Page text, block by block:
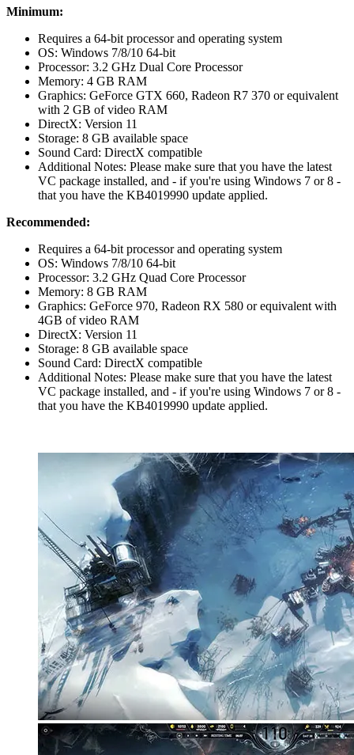
Minimum:
Requires a 64-bit processor and operating system
OS: Windows 7/8/10 64-bit
Processor: 3.2 GHz Dual Core Processor
Memory: 4 GB RAM
Graphics: GeForce GTX 660, Radeon R7 370 or equivalent
with 2 GB of video RAM
DirectX: Version 11
Storage: 8 GB available space
Sound Card: DirectX compatible
Additional Notes: Please make sure that you have the latest
VC package installed, and - if you're using Windows 7 or 8 -
that you have the KB4019990 update applied.
Recommended:
Requires a 64-bit processor and operating system
OS: Windows 7/8/10 64-bit
Processor: 3.2 GHz Quad Core Processor
Memory: 8 GB RAM
Graphics: GeForce 970, Radeon RX 580 or equivalent with
4GB of video RAM
DirectX: Version 11
Storage: 8 GB available space
Sound Card: DirectX compatible
Additional Notes: Please make sure that you have the latest
VC package installed, and - if you're using Windows 7 or 8 -
that you have the KB4019990 update applied.